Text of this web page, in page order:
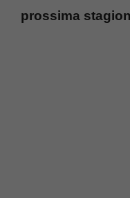
prossima